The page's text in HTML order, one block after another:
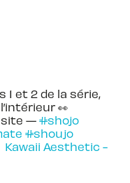
1 et 2 de la série,
👀
site — #shojo
#shoujo
Kawaii Aesthetic -